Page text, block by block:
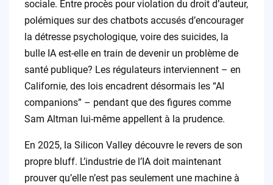
sociale. Entre procès pour violation du droit d’auteur,
polémiques sur des chatbots accusés d’encourager
la détresse psychologique, voire des suicides, la
bulle IA est-elle en train de devenir un problème de
santé publique? Les régulateurs interviennent – en
Californie, des lois encadrent désormais les “AI
companions” – pendant que des figures comme
Sam Altman lui-même appellent à la prudence.
En 2025, la Silicon Valley découvre le revers de son
propre bluff. L’industrie de l’IA doit maintenant
prouver qu’elle n’est pas seulement une machine à